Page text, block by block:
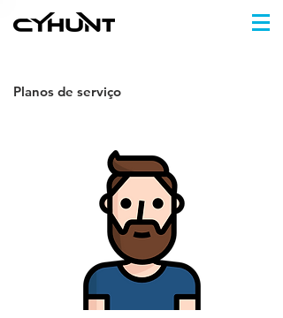
Planos de serviço